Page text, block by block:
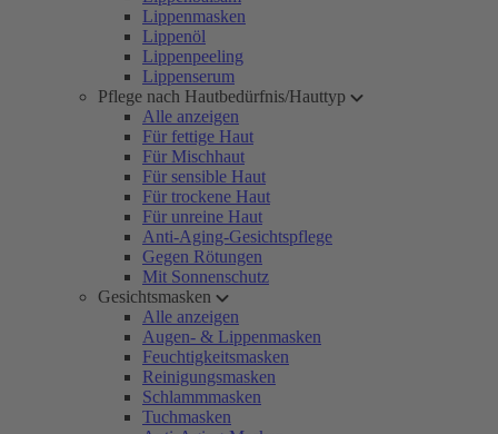
Lippenmasken
Lippenöl
Lippenpeeling
Lippenserum
Pflege nach Hautbedürfnis/Hauttyp
Alle anzeigen
Für fettige Haut
Für Mischhaut
Für sensible Haut
Für trockene Haut
Für unreine Haut
Anti-Aging-Gesichtspflege
Gegen Rötungen
Mit Sonnenschutz
Gesichtsmasken
Alle anzeigen
Augen- & Lippenmasken
Feuchtigkeitsmasken
Reinigungsmasken
Schlammmasken
Tuchmasken